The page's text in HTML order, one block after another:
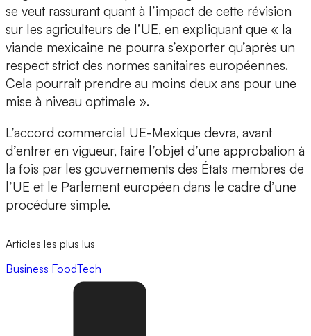
se veut rassurant quant à l’impact de cette révision
sur les agriculteurs de l’UE, en expliquant que « la
viande mexicaine ne pourra s’exporter qu’après un
respect strict des normes sanitaires européennes.
Cela pourrait prendre au moins deux ans pour une
mise à niveau optimale ».
L’accord commercial UE-Mexique devra, avant
d’entrer en vigueur, faire l’objet d’une approbation à
la fois par les gouvernements des États membres de
l’UE et le Parlement européen dans le cadre d’une
procédure simple.
Articles les plus lus
Business FoodTech